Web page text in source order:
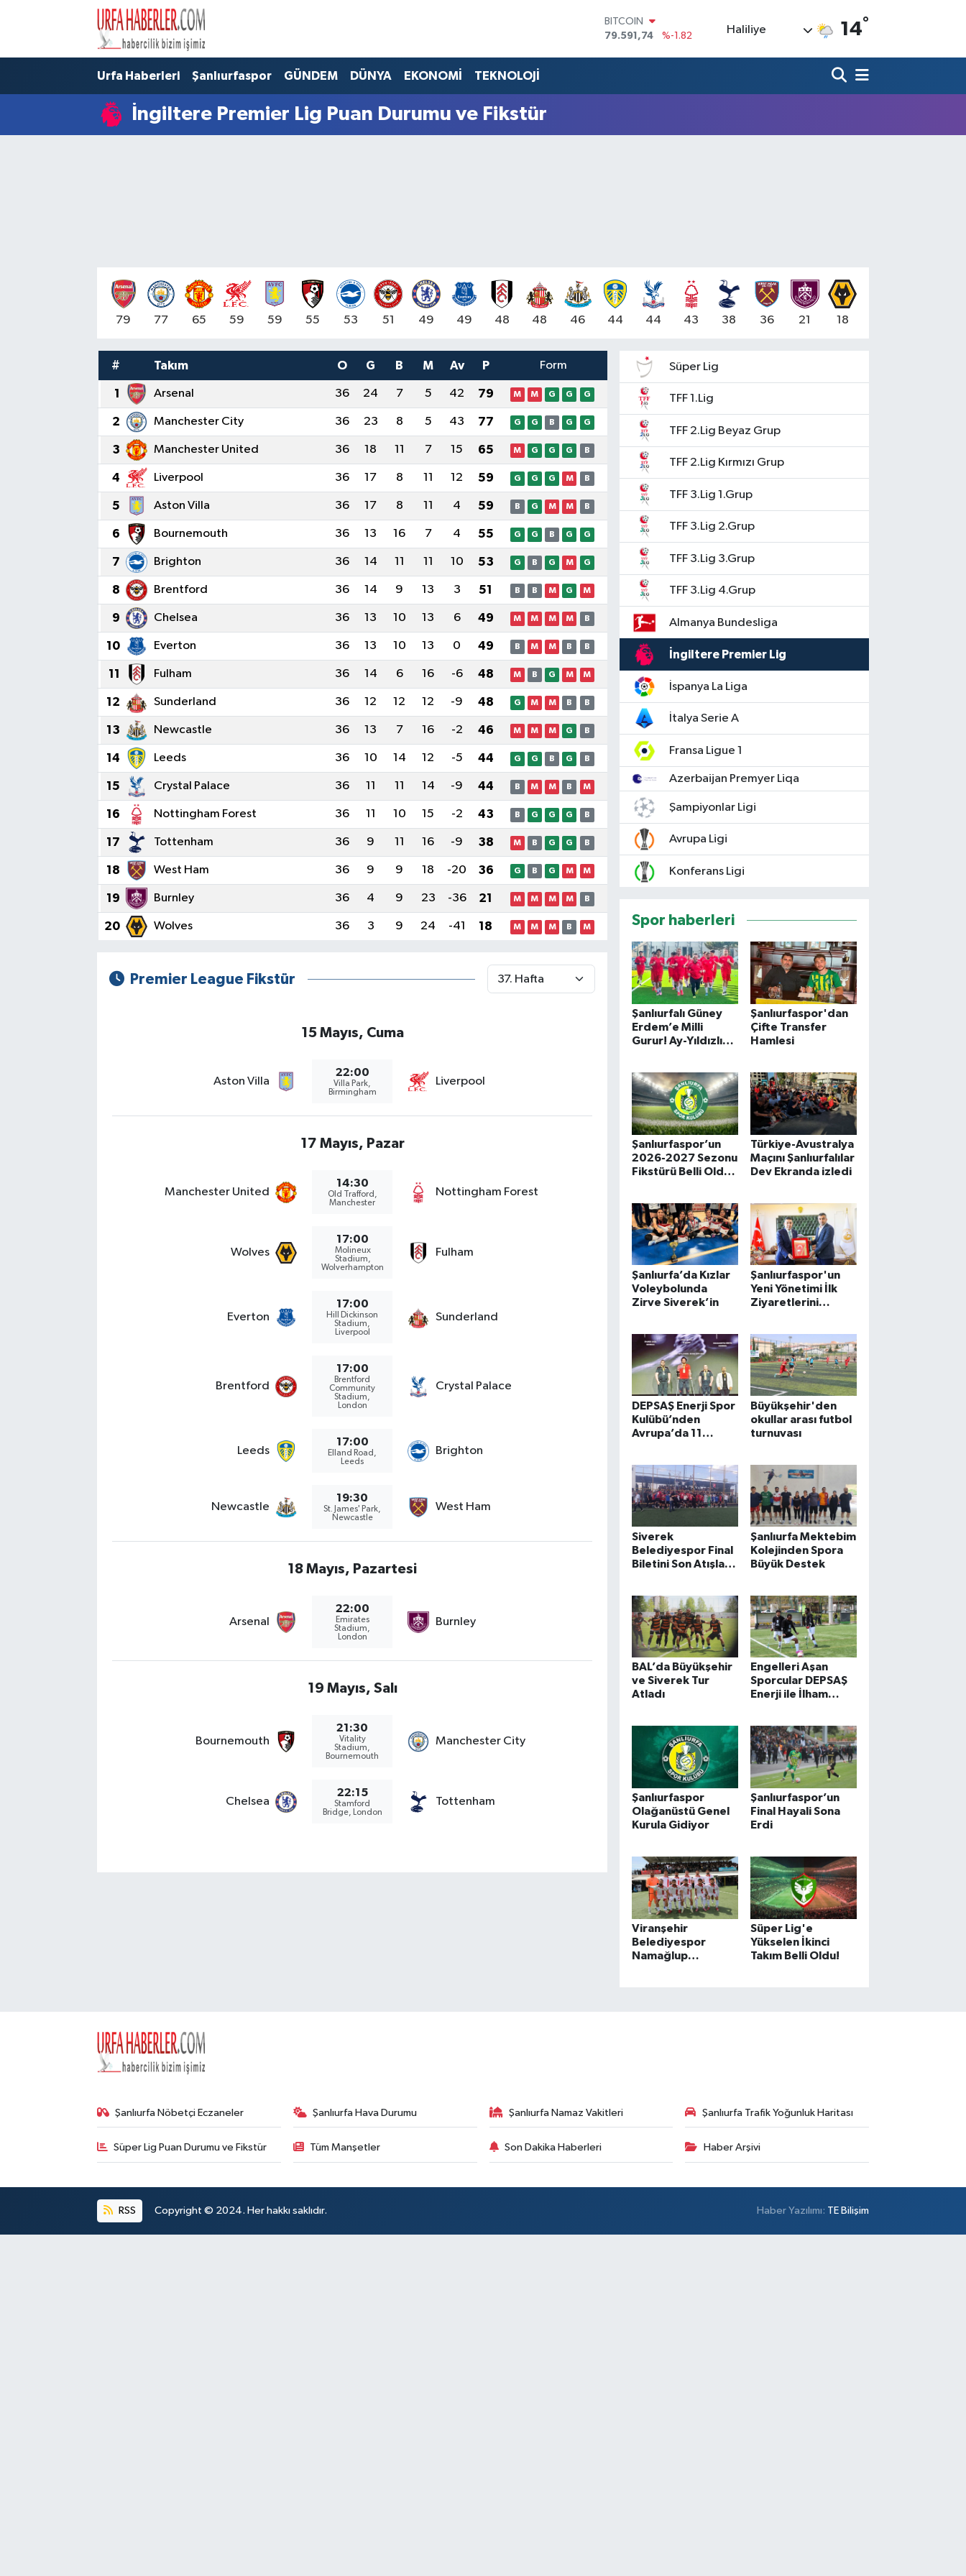
DOLAR
45,43620
%0.02
61,60380
%0.18
BİST100
Haliliye 14°
Urfa Haberleri Şanlıurfaspor GÜNDEM DÜNYA EKONOMİ TEKNOLOJİ
İngiltere Premier Lig Puan Durumu ve Fikstür
79 77 65 59 59 55 53 51 49 49 48 48 46 44 44 43 38 36 21 18
# Takım O G B M Av P Form
1 Arsenal 36 24 7 5 42 79 M M G G G
2 Manchester City 36 23 8 5 43 77 G G B G G
3 Manchester United 36 18 11 7 15 65 M G G G B
4 Liverpool 36 17 8 11 12 59 G G G M B
5 Aston Villa 36 17 8 11 4 59 B G M M B
6 Bournemouth 36 13 16 7 4 55 G G B G G
7 Brighton 36 14 11 11 10 53 G B G M G
8 Brentford 36 14 9 13 3 51 B B M G M
9 Chelsea 36 13 10 13 6 49 M M M M B
10 Everton 36 13 10 13 0 49 B M M B B
11 Fulham 36 14 6 16 -6 48 M B G M M
12 Sunderland 36 12 12 12 -9 48 G M M B B
13 Newcastle 36 13 7 16 -2 46 M M M G B
14 Leeds 36 10 14 12 -5 44 G G B G B
15 Crystal Palace 36 11 11 14 -9 44 B M M B M
16 Nottingham Forest 36 11 10 15 -2 43 B G G G B
17 Tottenham 36 9 11 16 -9 38 M B G G B
18 West Ham 36 9 9 18 -20 36 G B G M M
19 Burnley 36 4 9 23 -36 21 M M M M B
20 Wolves 36 3 9 24 -41 18 M M M B M
Premier League Fikstür
15 Mayıs, Cuma
Aston Villa
22:00
Villa Park,
Birmingham
Liverpool
17 Mayıs, Pazar
Manchester United
14:30
Old Trafford,
Manchester
Nottingham Forest
Wolves
17:00
Molineux
Stadium,
Wolverhampton
Fulham
Everton
17:00
Hill Dickinson
Stadium,
Liverpool
Sunderland
Brentford
17:00
Brentford
Community
Stadium,
London
Crystal Palace
Leeds
17:00
Elland Road,
Leeds
Brighton
Newcastle
19:30
St. James' Park,
Newcastle
West Ham
18 Mayıs, Pazartesi
Arsenal
22:00
Emirates
Stadium,
London
Burnley
19 Mayıs, Salı
Bournemouth
21:30
Vitality
Stadium,
Bournemouth
Manchester City
Chelsea
22:15
Stamford
Bridge, London
Tottenham
Süper Lig
TFF 1.Lig
TFF 2.Lig Beyaz Grup
TFF 2.Lig Kırmızı Grup
TFF 3.Lig 1.Grup
TFF 3.Lig 2.Grup
TFF 3.Lig 3.Grup
TFF 3.Lig 4.Grup
Almanya Bundesliga
İngiltere Premier Lig
İspanya La Liga
İtalya Serie A
Fransa Ligue 1
Azerbaijan Premyer Liqa
Şampiyonlar Ligi
Avrupa Ligi
Konferans Ligi
Spor haberleri
Şanlıurfalı Güney
Erdem’e Milli
Gurur! Ay-Yıldızlı
Şanlıurfaspor'dan
Çifte Transfer
Hamlesi
Şanlıurfaspor’un
2026-2027 Sezonu
Fikstürü Belli Oldu!
Türkiye-Avustralya
Maçını Şanlıurfalılar
Dev Ekranda izledi
Şanlıurfa’da Kızlar
Voleybolunda
Zirve Siverek’in
Şanlıurfaspor'un
Yeni Yönetimi İlk
Ziyaretlerini
DEPSAŞ Enerji Spor
Kulübü’nden
Avrupa’da 11
Büyükşehir'den
okullar arası futbol
turnuvası
Siverek
Belediyespor Final
Biletini Son Atışla
Şanlıurfa Mektebim
Kolejinden Spora
Büyük Destek
BAL’da Büyükşehir
ve Siverek Tur
Atladı
Engelleri Aşan
Sporcular DEPSAŞ
Enerji ile İlham
Şanlıurfaspor
Olağanüstü Genel
Kurula Gidiyor
Şanlıurfaspor’un
Final Hayali Sona
Erdi
Viranşehir
Belediyespor
Namağlup
Süper Lig'e
Yükselen İkinci
Takım Belli Oldu!
Şanlıurfa Nöbetçi Eczaneler Şanlıurfa Hava Durumu Şanlıurfa Namaz Vakitleri Şanlıurfa Trafik Yoğunluk Haritası
Süper Lig Puan Durumu ve Fikstür Tüm Manşetler Son Dakika Haberleri Haber Arşivi
RSS Copyright © 2024. Her hakkı saklıdır. Haber Yazılımı: TE Bilişim
Şanlıurfa Nöbetçi Eczaneler
Şanlıurfa Namaz Vakitleri